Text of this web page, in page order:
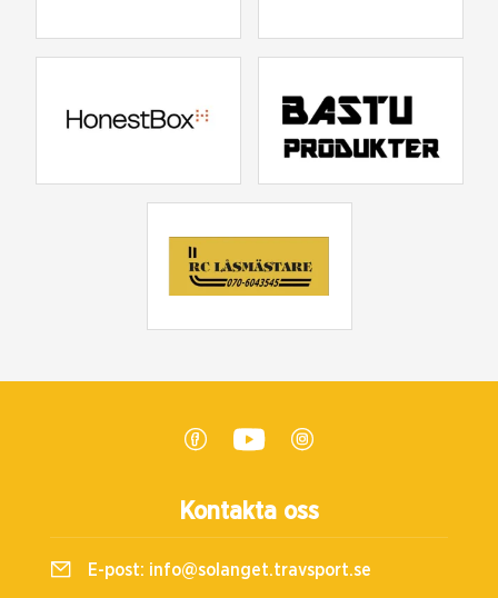
Kontakta oss
E-post: info@solanget.travsport.se